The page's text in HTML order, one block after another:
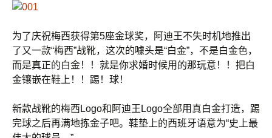
为了庆祝梅西获得第5座金球奖，阿迪王不失时机地推出
了又一款“梅西”战靴，这次的噱头是“白金”，不是白金色，
而是真正的白金！！就是你求婚时候用的那玩意！！把白
金镶嵌在鞋上！！踢！球！
新款战靴的梅西Logo和阿迪王Logo全部用真白金打造，踢
完球之后再满地拣金子吧。鞋垫上的西班牙语意为“史上最